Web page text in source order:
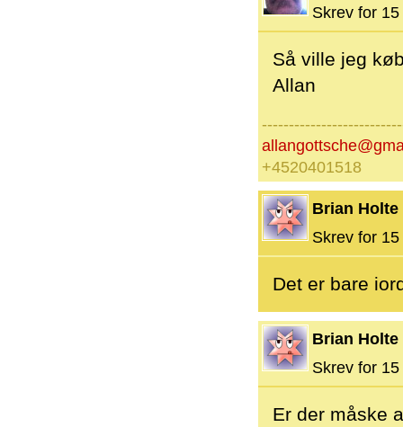
Skrev for
Så ville jeg
Allan
+4520401518
Brian Holte
Skrev for
Det er bare
Brian Holte
Skrev for
Er der måske